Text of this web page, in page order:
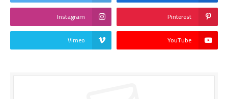
Pinterest
Instagram
YouTube
Vimeo